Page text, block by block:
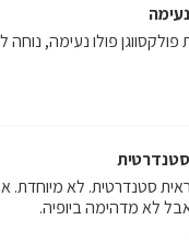
פולו נעימה, נוחה
סטנדרטית
נראית סטנדרטית. לא מיוחדת.
לא מדהימה ביופיה.